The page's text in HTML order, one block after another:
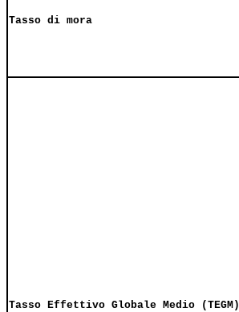
Tasso di mora
Tasso Effettivo Globale Medio (TEGM)